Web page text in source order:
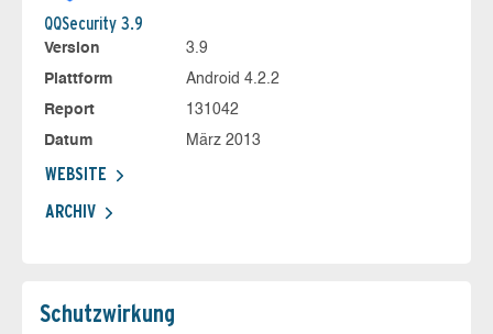
QQSecurity 3.9
Version
3.9
Plattform
Android 4.2.2
Report
131042
Datum
März 2013
WEBSITE
ARCHIV
Schutz­wirkung